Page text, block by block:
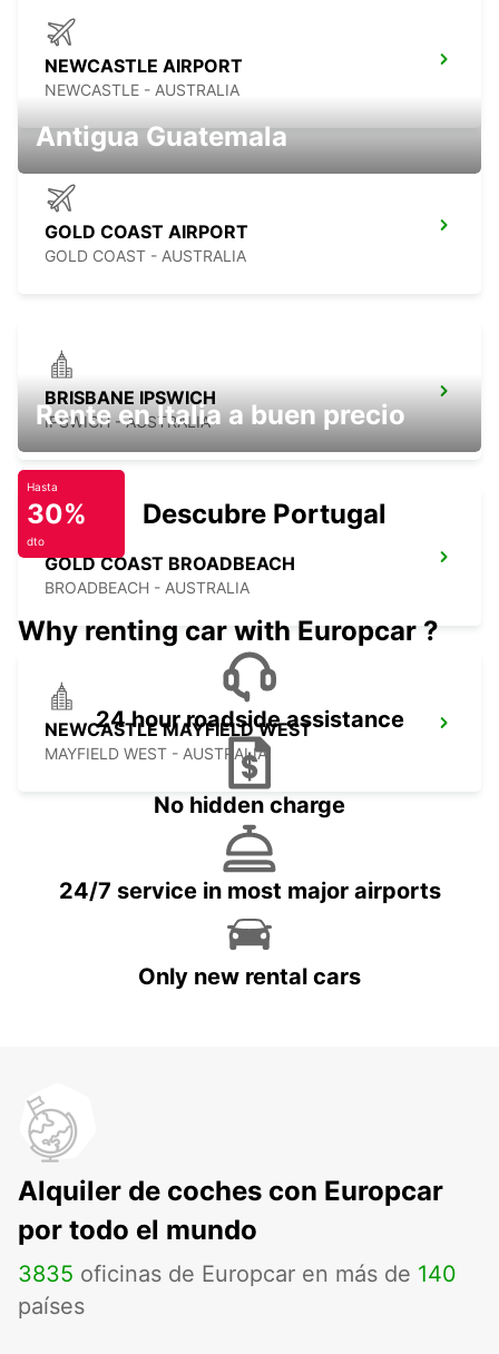
NEWCASTLE AIRPORT
NEWCASTLE - AUSTRALIA
GOLD COAST AIRPORT
GOLD COAST - AUSTRALIA
BRISBANE IPSWICH
IPSWICH - AUSTRALIA
GOLD COAST BROADBEACH
BROADBEACH - AUSTRALIA
NEWCASTLE MAYFIELD WEST
MAYFIELD WEST - AUSTRALIA
Antigua Guatemala
Rente en Italia a buen precio
Hasta
30%
dto
Descubre Portugal
Why renting car with Europcar ?
24 hour roadside assistance
No hidden charge
24/7 service in most major airports
Only new rental cars
Alquiler de coches con Europcar
por todo el mundo
3835 oficinas de Europcar en más de 140
países